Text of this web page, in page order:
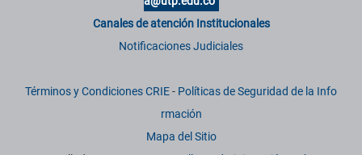
Canales de atención Institucionales
Notificaciones Judiciales
Términos y Condiciones CRIE- Políticas de Seguridad de la Info
rmación
Mapa del Sitio